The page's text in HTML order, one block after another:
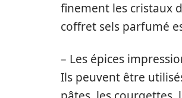
finement les cristaux
coffret sels parfumé
– Les épices
Ils peuvent être